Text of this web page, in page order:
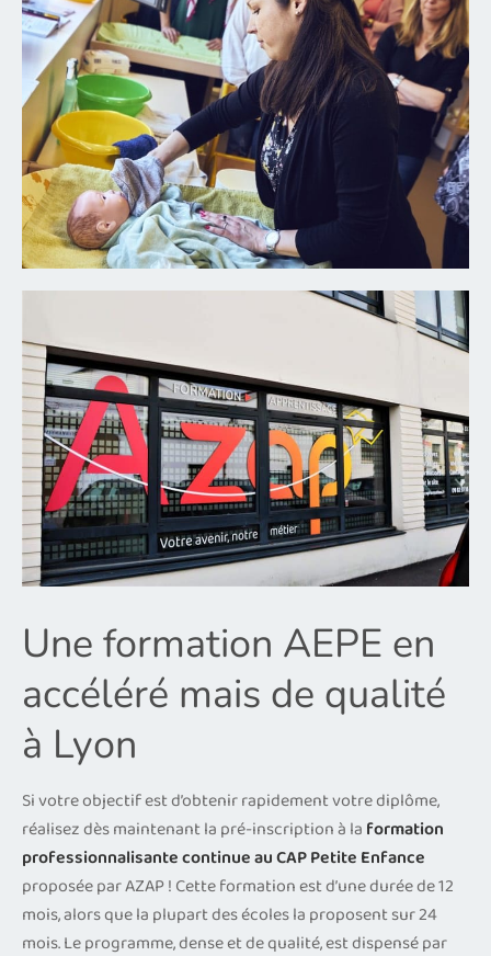
Une formation AEPE en
accéléré mais de qualité
à Lyon
Si votre objectif est d’obtenir rapidement votre diplôme,
réalisez dès maintenant la pré-inscription à la formation
professionnalisante continue au CAP Petite Enfance
proposée par AZAP ! Cette formation est d’une durée de 12
mois, alors que la plupart des écoles la proposent sur 24
mois. Le programme, dense et de qualité, est dispensé par